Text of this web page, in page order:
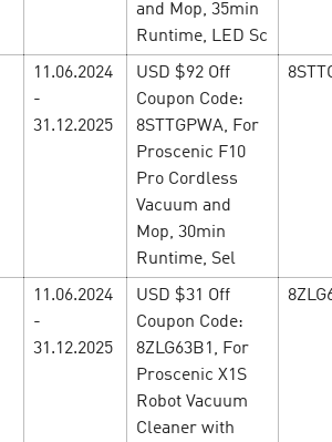
к 23 февраля
приключениям? Игровые
Вперед, воины за заработок! С 15 по
представляет уникальные игровые
and Mop, 35min
Runtime, LED Sc
11.06.2024
-
31.12.2025
USD $92 Off
Coupon Code:
8STTGPWA, For
Proscenic F10
Pro Cordless
Vacuum and
Mop, 30min
Runtime, Sel
11.06.2024
-
31.12.2025
USD $31 Off
Coupon Code:
8ZLG63B1, For
Proscenic X1S
Robot Vacuum
Cleaner with